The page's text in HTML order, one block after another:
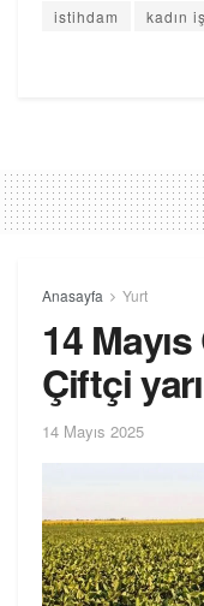
istihdam kadın
Anasayfa Yurt
14
Çiftçi
14 Mayıs 2025